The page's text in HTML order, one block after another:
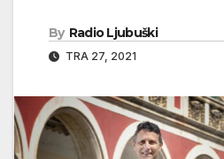
By Radio Ljubuški
TRA 27, 2021